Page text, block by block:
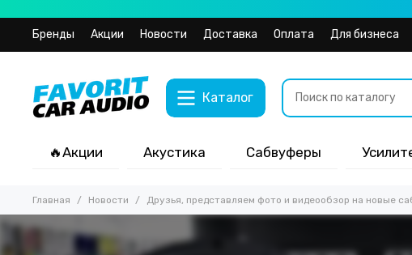
Бренды
Акции Новости Доставка Оплата Для бизнеса
Каталог
🔥Акции Акустика Сабвуферы
Главная Новости Друзья, представляем фото и видеообзор на новые